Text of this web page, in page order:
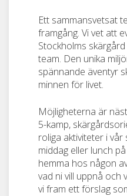
Ett sammansvetsat
framgång. Vi vet att
Stockholms
team. Den unika
spännande äventyr
minnen för livet.
Möjligheterna är
5-kamp,
roliga aktiviteter i
middag eller lunch
hemma hos någon
vad ni vill uppnå och
vi fram ett förslag